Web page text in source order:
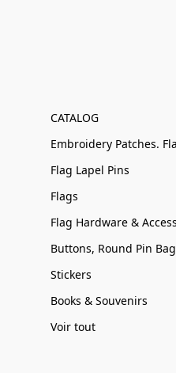
CATALOG
Embroidery Patches.
Flag Lapel Pins
Flags
Flag Hardware &
Buttons, Round Pin
Stickers
Books & Souvenirs
Voir tout